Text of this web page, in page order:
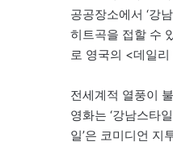
공공장소에서 ‘강
히트곡을 접할 수
로 영국의 <데일
전세계적 열풍이
영화는 ‘강남스타
일’은 코미디언